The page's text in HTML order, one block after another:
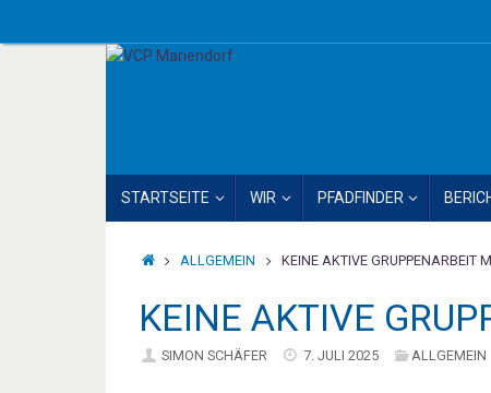
INHALT
STARTSEITE WIR PFADFINDER
STARTSEITE
ALLGEMEIN KEINE AKTIVE GRUPPENARBEIT
KEINE AKTIVE
SIMON SCHÄFER 7. JULI 2025 ALLGEMEIN